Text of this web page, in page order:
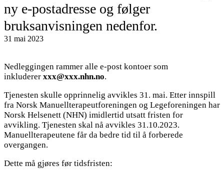
ny e-postadresse og følger
bruksanvisningen nedenfor.
31 mai 2023
Nedleggingen rammer alle e-post kontoer som
inkluderer xxx@xxx.nhn.no.
Tjenesten skulle opprinnelig avvikles 31. mai. Etter innspill
fra Norsk Manuellterapeutforeningen og Legeforeningen har
Norsk Helsenett (NHN) imidlertid utsatt fristen for
avvikling. Tjenesten skal nå avvikles 31.10.2023.
Manuellterapeutene får da bedre tid til å forberede
overgangen.
Dette må gjøres før tidsfristen: